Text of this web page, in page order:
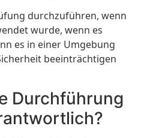
durchzuführen, wenn
wurde, wenn es
es in einer Umgebung
beeinträchtigen
Durchführung